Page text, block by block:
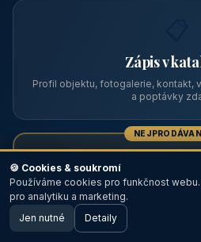
Zápis v
Profil objektu, fotogalerie, kontakt,
a poptávky
Prémiový
TOP pozice na titulce, přednost
🖥️ Desktop verze
🍪 Cookies & soukromí
Používáme cookies pro funkčnost webu.
pro analytiku a marketing.
Jen nutné Detaily